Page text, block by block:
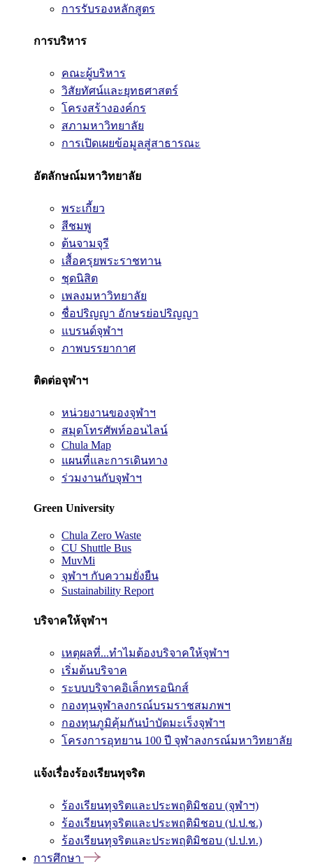
การรับรองหลักสูตร
การบริหาร
คณะผู้บริหาร
วิสัยทัศน์และยุทธศาสตร์
โครงสร้างองค์กร
สภามหาวิทยาลัย
การเปิดเผยข้อมูลสู่สาธารณะ
อัตลักษณ์มหาวิทยาลัย
พระเกี้ยว
สีชมพู
ต้นจามจุรี
เสื้อครุยพระราชทาน
ชุดนิสิต
เพลงมหาวิทยาลัย
ชื่อปริญญา อักษรย่อปริญญา
แบรนด์จุฬาฯ
ภาพบรรยากาศ
ติดต่อจุฬาฯ
หน่วยงานของจุฬาฯ
สมุดโทรศัพท์ออนไลน์
Chula Map
แผนที่และการเดินทาง
ร่วมงานกับจุฬาฯ
Green University
Chula Zero Waste
CU Shuttle Bus
MuvMi
จุฬาฯ กับความยั่งยืน
Sustainability Report
บริจาคให้จุฬาฯ
เหตุผลที่...ทำไมต้องบริจาคให้จุฬาฯ
เริ่มต้นบริจาค
ระบบบริจาคอิเล็กทรอนิกส์
กองทุนจุฬาลงกรณ์บรมราชสมภพฯ
กองทุนภูมิคุ้มกันบำบัดมะเร็งจุฬาฯ
โครงการอุทยาน 100 ปี จุฬาลงกรณ์มหาวิทยาลัย
แจ้งเรื่องร้องเรียนทุจริต
ร้องเรียนทุจริตและประพฤติมิชอบ (จุฬาฯ)
ร้องเรียนทุจริตและประพฤติมิชอบ (ป.ป.ช.)
ร้องเรียนทุจริตและประพฤติมิชอบ (ป.ป.ท.)
การศึกษา